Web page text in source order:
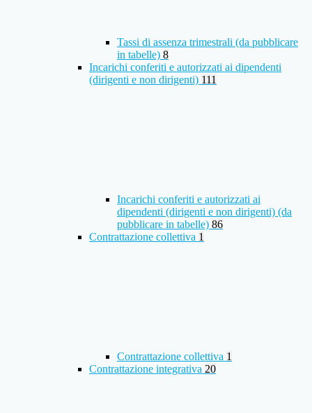
Tassi di assenza trimestrali (da pubblicare
in tabelle) 8
Incarichi conferiti e autorizzati ai dipendenti
(dirigenti e non dirigenti) 111
Incarichi conferiti e autorizzati ai
dipendenti (dirigenti e non dirigenti) (da
pubblicare in tabelle) 86
Contrattazione collettiva 1
Contrattazione collettiva 1
Contrattazione integrativa 20